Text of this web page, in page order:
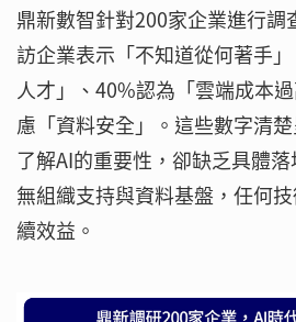
鼎新數智針對200家企業進行調
訪企業表示「不知道從何著手
人才」、40%認為「雲端成本
慮「資料安全」。這些數字清
了解AI的重要性，卻缺乏具體
無組織支持與資料基盤，任何
續效益。